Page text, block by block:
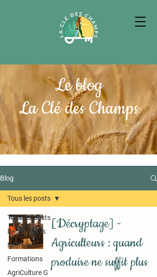
Le blog
La Clé des Champs
Blog
Tous les posts
Décryptages
Notre actu
Formations
AgriCulture G
Tous les posts
[Décryptage] -
Agriculteurs : quand
produire ne suffit plus